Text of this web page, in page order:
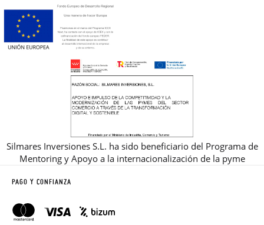
Silmares Inversiones S.L. ha sido beneficiario del Programa de
Mentoring y Apoyo a la internacionalización de la pyme
PAGO Y CONFIANZA